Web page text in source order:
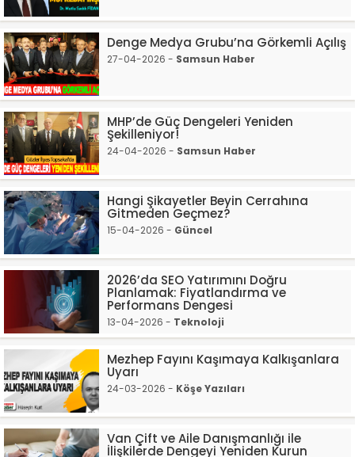
Denge Medya Grubu’na Görkemli Açılış
27-04-2026 - Samsun Haber
MHP’de Güç Dengeleri Yeniden
Şekilleniyor!
24-04-2026 - Samsun Haber
Hangi Şikayetler Beyin Cerrahına
Gitmeden Geçmez?
15-04-2026 - Güncel
2026’da SEO Yatırımını Doğru
Planlamak: Fiyatlandırma ve
Performans Dengesi
13-04-2026 - Teknoloji
Mezhep Fayını Kaşımaya Kalkışanlara
Uyarı
24-03-2026 - Köşe Yazıları
Van Çift ve Aile Danışmanlığı ile
İlişkilerde Dengeyi Yeniden Kurun